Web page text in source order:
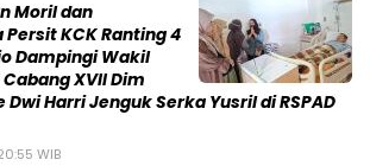
Moril dan
KCK Ranting 4
Dampingi Wakil
XVII Dim
Dwi Harri Jenguk Serka Yusril di RSPAD
WIB